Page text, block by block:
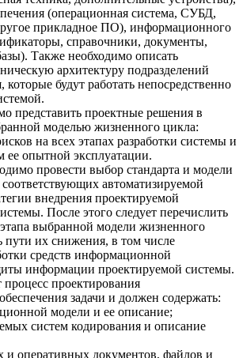
(операционная система, СУБД,
прикладное ПО), информационного
справочники, документы,
Также необходимо описать
архитектуру подразделений
которые будут работать непосредственно
представить проектные решения в
моделью жизненного цикла:
на всех этапах разработки системы и
ее опытной эксплуатации.
провести выбор стандарта и модели
автоматизируемой
внедрения проектируемой
После этого следует перечислить
выбранной модели жизненного
пути их снижения, в том числе
средств информационной
информации проектируемой системы.
процесс проектирования
задачи и должен содержать:
модели и ее описание;
систем кодирования и описание
и оперативных документов, файлов и